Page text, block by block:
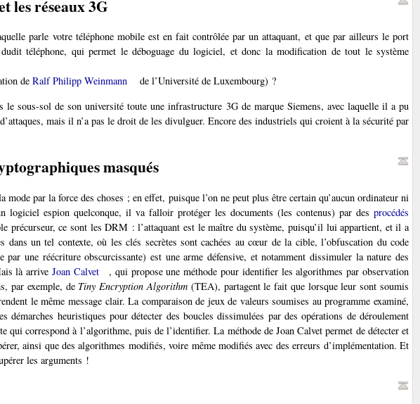
les réseaux 3G
parle votre téléphone mobile est en fait contrôlée par un attaquant, et que par ailleurs le port
téléphone, qui permet le déboguage du logiciel, et donc la modification de tout le système
de Ralf Philipp Weinmann de l’Université de Luxembourg) ?
sous-sol de son université toute une infrastructure 3G de marque Siemens, avec laquelle il a pu
mais il n’a pas le droit de les divulguer. Encore des industriels qui croient à la sécurité par
masqués
par la force des choses ; en effet, puisque l’on ne peut plus être certain qu’aucun ordinateur ni
logiciel espion quelconque, il va falloir protéger les documents (les contenus) par des procédés
précurseur, ce sont les DRM : l’attaquant est le maître du système, puisqu’il lui appartient, et il a
dans un tel contexte, où les clés secrètes sont cachées au cœur de la cible, l’obfuscation du code
une réécriture obscurcissante) est une arme défensive, et notamment dissimuler la nature des
là arriveJoan Calvet
, qui propose une méthode pour identifier les algorithmes par observation
par exemple, de Tiny Encryption Algorithm(TEA), partagent le fait que lorsque leur sont soumis
le même message clair. La comparaison de jeux de valeurs soumises au programme examiné,
démarches heuristiques pour détecter des boucles dissimulées par des opérations de déroulement
qui correspond à l’algorithme, puis de l’identifier. La méthode de Joan Calvet permet de détecter et
ainsi que des algorithmes modifiés, voire même modifiés avec des erreurs d’implémentation. Et
les arguments !